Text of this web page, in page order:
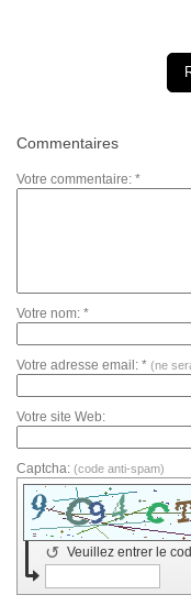
Commentaires
Votre commentaire: *
Votre nom: *
Votre adresse email: * (ne
Votre site Web:
Captcha: (code anti-spam)
Veuillez entrer le
↺